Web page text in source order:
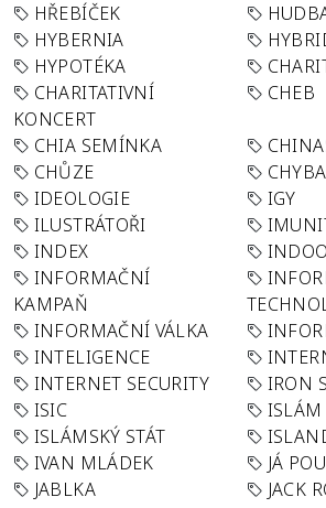
HŘEBÍČEK
HYBERNIA
HYPOTÉKA
CHARITATIVNÍ
KONCERT
CHEB
CHIA SEMÍNKA
CHŮZE
CHYBA
IDEOLOGIE
IGY
ILUSTRÁTOŘI
INDEX
INFORMAČNÍ
KAMPAŇ
INFORMAČNÍ VÁLKA
INTELIGENCE
INTERNET SECURITY
IRON
ISIC
ISLÁM
ISLÁMSKÝ STÁT
IVAN MLÁDEK
JÁ
JABLKA
JACK